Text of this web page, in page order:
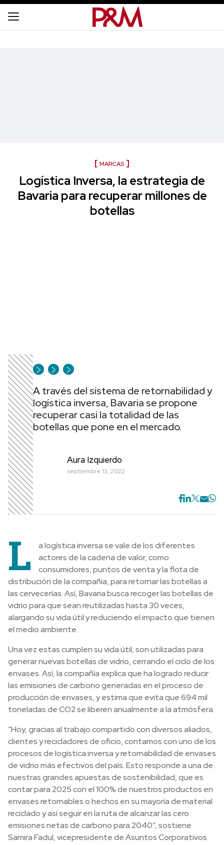
MARCAS
Logística Inversa, la estrategia de
Bavaria para recuperar millones de
botellas
A través del sistema de retornabilidad y
logística inversa, Bavaria se propone
recuperar casi la totalidad de las
botellas que pone en el mercado.
Aura Izquierdo
septiembre 13, 2022
L
a logística inversa se vale de los diferentes
actores de la cadena de valor, como
consumidores, puntos de venta y la flota de
distribución de la compañía, para retornar las botellas a
las cervecerías. Así, Bavaria busca recoger las botellas de
vidrio para que sean reutilizadas hasta 30 veces,
alargando su vida útil y reduciendo el impacto que tienen
el medio ambiente.
Una vez estas cumplen su vida útil, son utilizadas para
generar nuevas botellas de vidrio, cerrando el ciclo de los
envases. Así, la compañía explica que ha logrado reducir
las emisiones de carbono generadas en el proceso de
producción de envases, y estima que evita que 694 mil
toneladas de CO2 se liberen anualmente a la atmósfera.
“Hoy, gracias al trabajo compartido con diversos aliados,
clientes y recicladores de oficio, contamos con uno de los
procesos de logística inversa y retornabilidad de envases
de vidrio más efectivos del país. Esto responde a una de
nuestras grandes apuestas de sostenibilidad, que es
contar para 2025 con el 100% de nuestros productos en
envases retornables o hechos en su mayoría de material
reciclado y así seguir en la ruta de alcanzar las cero
emisiones netas de carbono para 2040”, sostiene
Samira Fadul, vicepresidente de Asuntos Corporativos